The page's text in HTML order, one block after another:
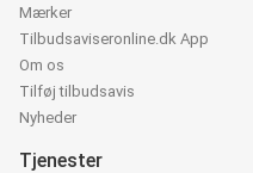
Mærker
Tilbudsaviseronline.dk App
Om os
Tilføj tilbudsavis
Nyheder
Tjenester